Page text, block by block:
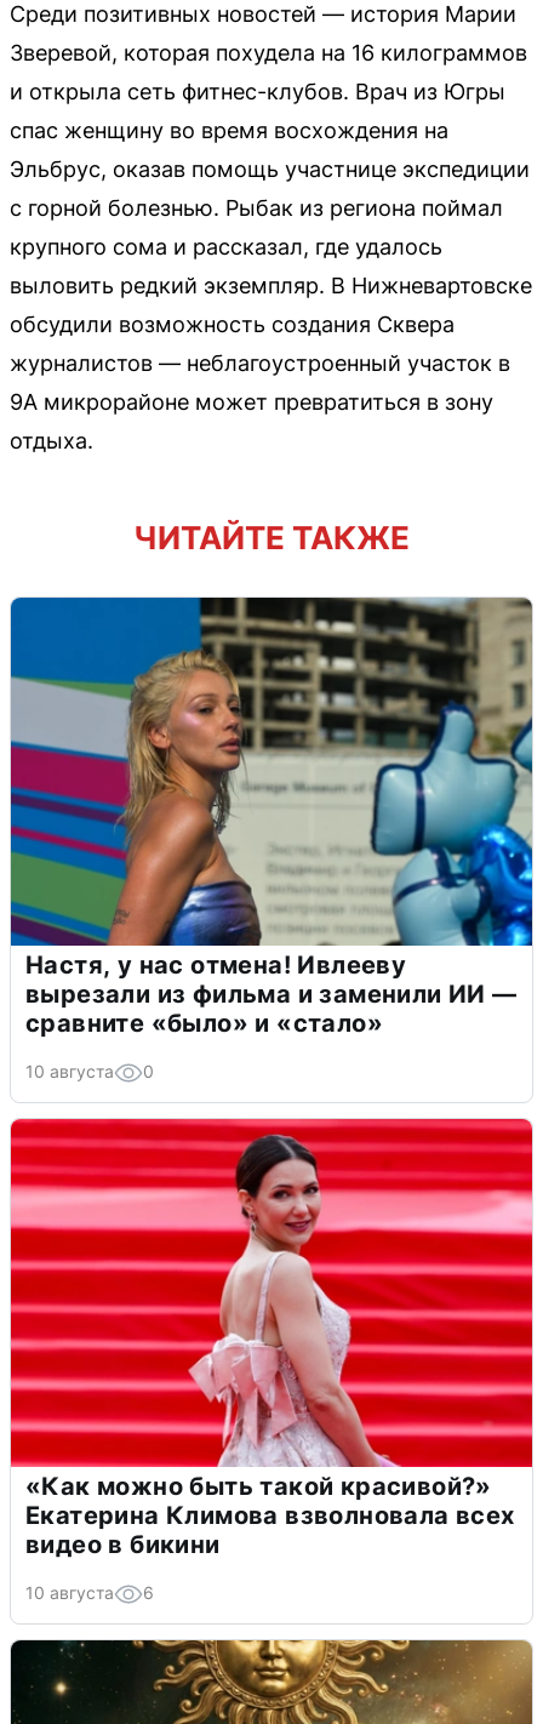
Среди позитивных новостей — история Марии
Зверевой, которая похудела на 16 килограммов
и открыла сеть фитнес-клубов. Врач из Югры
спас женщину во время восхождения на
Эльбрус, оказав помощь участнице экспедиции
с горной болезнью. Рыбак из региона поймал
крупного сома и рассказал, где удалось
выловить редкий экземпляр. В Нижневартовске
обсудили возможность создания Сквера
журналистов — неблагоустроенный участок в
9А микрорайоне может превратиться в зону
отдыха.
ЧИТАЙТЕ ТАКЖЕ
Настя, у нас отмена! Ивлееву
вырезали из фильма и заменили ИИ —
сравните «было» и «стало»
10 августа 0
«Как можно быть такой красивой?»
Екатерина Климова взволновала всех
видео в бикини
10 августа 6